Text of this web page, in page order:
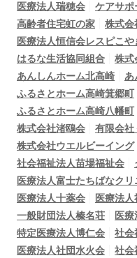
医療法人瑞穂会
ケアサポ
高齢者住宅虹の家
株式会
医療法人恒信会レスピこや
はるな生活協同組合
株式
あんしんホーム北高崎
あ
ふるさとホーム高崎箕郷町
ふるさとホーム高崎八幡町
株式会社渚鴎会
有限会社
株式会社ウエルビーイング
社会福祉法人苗場福祉会
医療法人富士たちばなクリ
医療法人十薬会
医療法
一般財団法人榛名荘
医
特定医療法人博仁会
社会
医療法人社団水火会
社会